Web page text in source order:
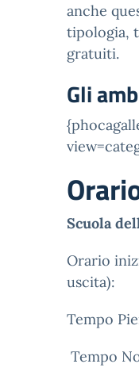
anche
tipologia,
gratuiti.
Gli
Scuola
Orario
uscita):
Tempo
Tempo